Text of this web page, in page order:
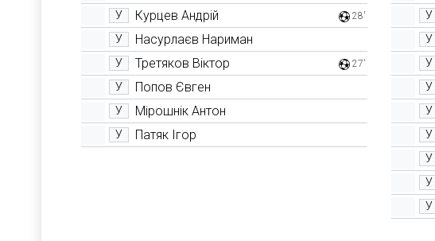
У Курцев Андрій 28'
У Насурлаєв Нариман
У Третяков Віктор 27'
У Попов Євген
У Мірошнік Антон
У Патяк Ігор
У
У
У
У
У
У
У
У
У